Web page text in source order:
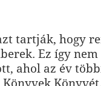
tartják, hogy
Ez így
ahol az év